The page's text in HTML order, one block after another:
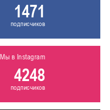
1471
подписчиков
Мы в Instagram
4248
подписчиков